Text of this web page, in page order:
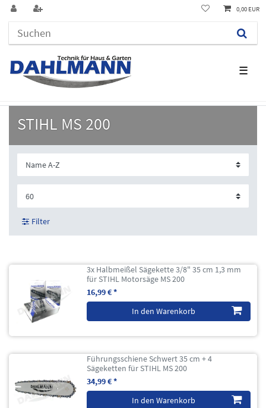
☰
0,00 EUR
STIHL MS 200
Filter
3x Halbmeißel Sägekette 3/8" 35 cm 1,3 mm
für STIHL Motorsäge MS 200
16,99 € *
In den Warenkorb
Führungsschiene Schwert 35 cm + 4
Sägeketten für STIHL MS 200
34,99 € *
In den Warenkorb